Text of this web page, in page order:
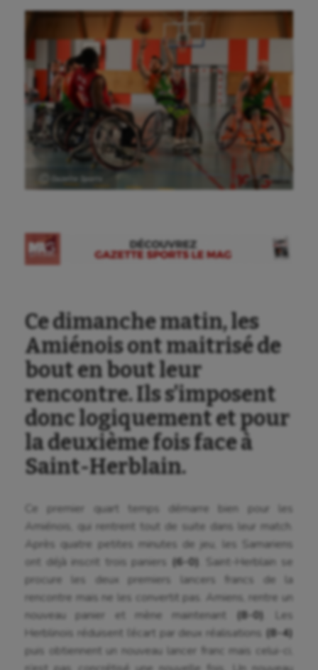
Ce dimanche matin, les
Amiénois ont maitrisé de
bout en bout leur
rencontre. Ils s’imposent
donc logiquement et pour
la deuxième fois face à
Saint-Herblain.
Ce premier quart temps démarre bien pour les
Amiénois, qui rentrent tout de suite dans leur match.
Après quatre petites minutes de jeu, les Samariens
ont déjà inscrit trois paniers (6-0) . Saint-Herblain se
procure les deux premiers lancers francs de la
rencontre mais ne les convertit pas. Amiens, rentre un
nouveau panier et mène maintenant
(8-0) . Les
Herblinois réduisent l’écart par deux réalisations (8-4)
puis obtiennent un nouveau lancer franc mais celui-ci,